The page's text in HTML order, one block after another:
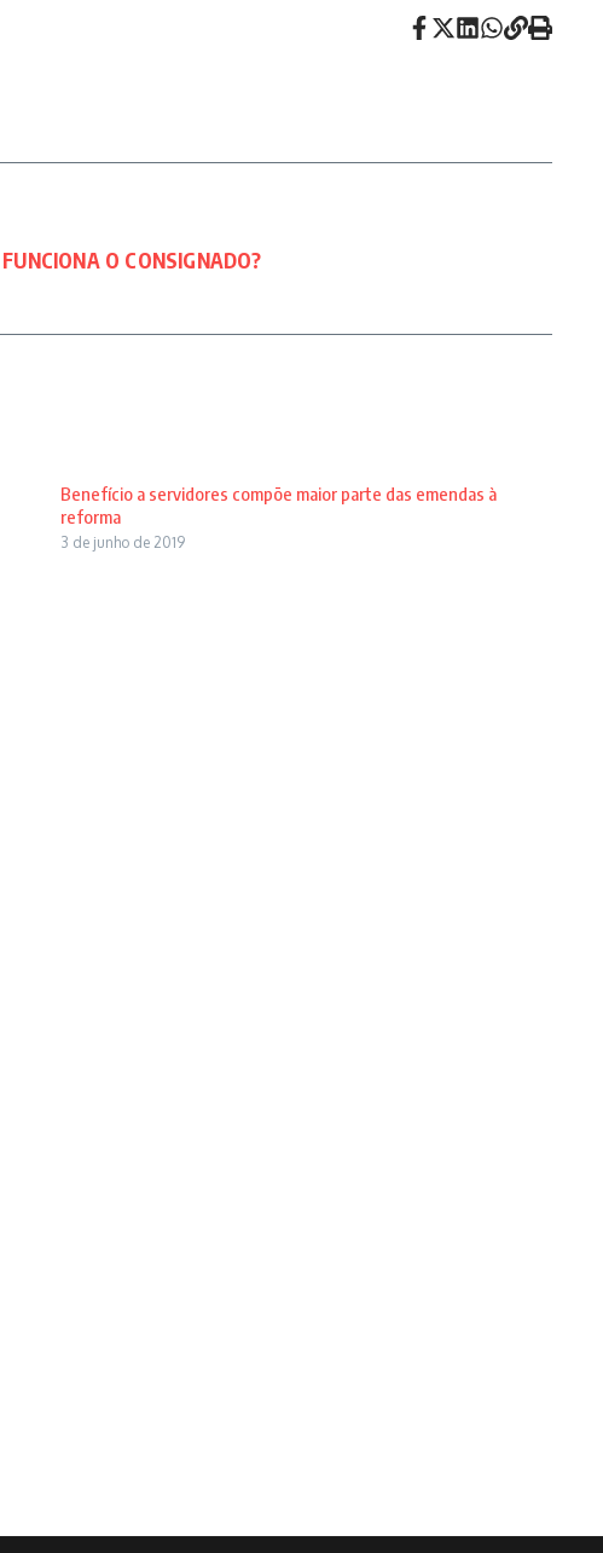
O CONSIGNADO?
Benefício a servidores compõe maior parte das emendas à
reforma
3 de junho de 2019